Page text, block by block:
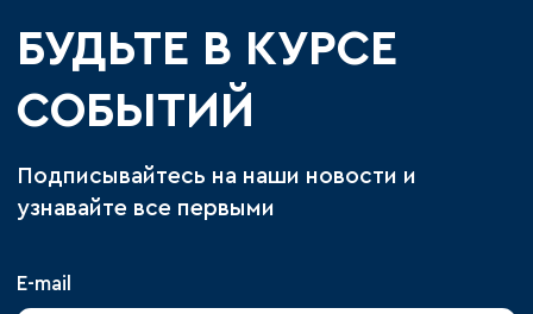
БУДЬТЕ В КУРСЕ
СОБЫТИЙ
Подписывайтесь на наши новости и
узнавайте все первыми
E-mail